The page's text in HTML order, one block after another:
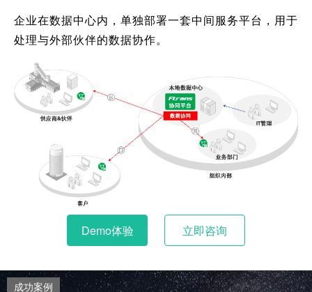
企业在数据中心内，单独部署一套中间服务平台，用于
处理与外部伙伴的数据协作。
Demo体验 立即咨询
成功案例